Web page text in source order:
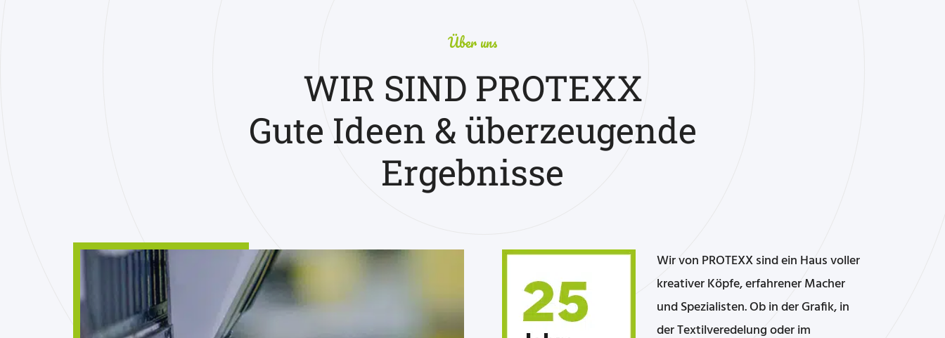
| Über uns
WIR SIND PROTEXX
Gute Ideen & überzeugende
Ergebnisse
Wir von PROTEXX sind ein Haus voller
kreativer Köpfe, erfahrener Macher
und Spezialisten. Ob in der Grafik, in
der Textilveredelung oder im